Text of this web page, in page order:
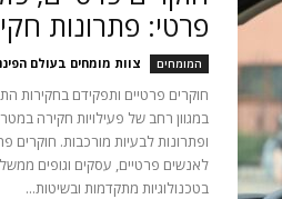
פרטי: פתרונות
המומחים צוות מומחים בעולם
חוקרים פרטיים ותפקידם בחקירות
במגוון רחב של פעילויות חקירה
ופתרונות לבעיות מורכבות. חוקרים
לאנשים פרטיים, עסקים וגופים
בטכנולוגיות מתקדמות ובשיטות...